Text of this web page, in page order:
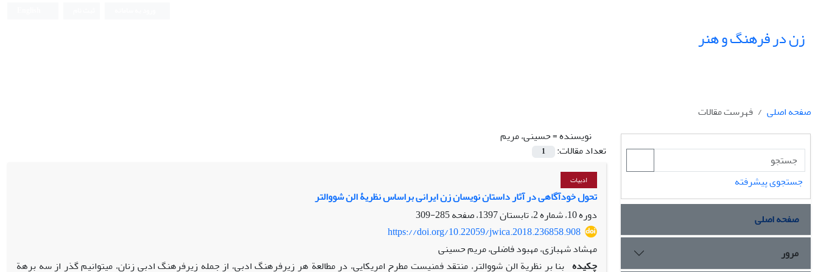
زن در فرهنگ و هنر
صفحه اصلی
فهرست مقالات
نویسنده =حسینی، مریم
تعداد مقالات:
1
ادبیات
تحول خودآگاهی در آثار داستان‏ نویسان زن ایرانی براساس نظریۀ الن شووالتر
دوره 10، شماره 2، تابستان 1397، صفحه
285-309
https://doi.org/10.22059/jwica.2018.236858.908
مهشاد شهبازی، مهبود فاضلی، مریم حسینی
چکیده بنا بر نظریة الن ‏شووالتر، منتقد فمنیست مطرح امریکایی، در مطالعة هر زیرفرهنگ ادبی، از جمله زیرفرهنگ ادبی زنان، می‏توانیم گذر از سه برهة
جستجوی پیشرفته
صفحه اصلی
مرور